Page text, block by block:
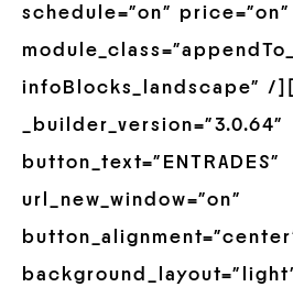
schedule=”on” price=”on”
infoBlocks_landscape” /
_builder_version=”3.0.64″
button_text=”ENTRADES”
url_new_window=”on”